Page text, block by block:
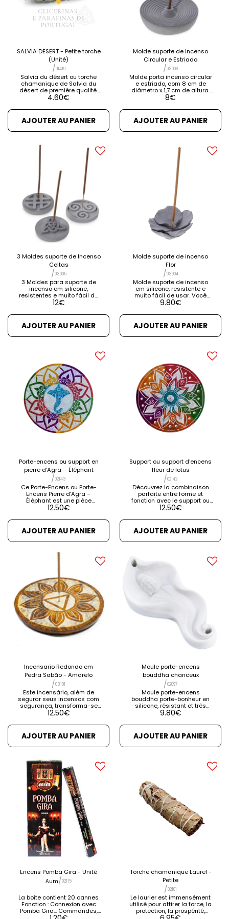
SALVIA DESERT - Petite torche
(Unité)
/01419
Salvia du désert ou torche
chamanique de Salvia du
désert de première qualité.
Fonction: élimine les
mauvais esprits, purifie,
renouvelle et protège.
Favorise la connexion avec le
ciel Nom scientifique:
10/12 cm [...] VOIR LES DÉTAILS
VOIR LES PRODUITS ASSOCIÉS
4.60€
AJOUTER AU PANIER
Molde suporte de Incenso
Circular e Estriado
/03006
Molde porta incenso circular
e estriado, com 8 cm de
diâmetro x 1,7 cm de altura.
Este molde é fabricado em
muito fácil de usar. Com este
molde, poderá criar uma
figura decorativa para
colocar as suas varetas e
o incenso. Poderá usar
materiais como cimento,
PRODUTOS RELACIONADOS
8€
AJOUTER AU PANIER
3 Moldes suporte de Incenso
Celtas
/03005
3 Moldes para suporte de
incenso em silicone,
resistentes e muito fácil de
usar. Moldes com figuras
bastões de incenso que
poderá acendê-los de forma
confortavel! Possuem um
pequeno orifício para inserir
PRODUTOS RELACIONADOS
12€
AJOUTER AU PANIER
Molde suporte de incenso
Flor
/03004
Molde suporte de incenso
em silicone, resistente e
muito fácil de usar. Você
obterá algumas figuras
bastões de incenso e poder
acendê-los
confortavelmente! Este
molde possui um pequeno
PRODUTOS RELACIONADOS
9.80€
AJOUTER AU PANIER
Porte-encens ou support en
pierre d’Agra – Éléphant
/02143
Ce Porte-Encens ou Porte-
Encens Pierre d'Agra –
Éléphant est une pièce
unique pour les amateurs
Réalisé en pierre, cet
encensoir en forme
d'éléphant apporte une
touche exotique et
environnement et à votre
bien-être.
12.50€
AJOUTER AU PANIER
Support ou support d'encens
fleur de lotus
/02142
Découvrez la combinaison
parfaite entre forme et
fonction avec le support ou
porte-encens fleur de lotus.
contenir votre encens en
toute sécurité, se transforme
en un bel objet de décoration.
Idéal pour créer un
fleur de lotus en font un choix
exquis pour harmoniser votre
intérieur. Dimension : 11/12 cm
de diamètre Fabriqué à la
main en Inde [...] VOIR
DÉTAILS VOIR PRODUITS
12.50€
AJOUTER AU PANIER
Incensario Redondo em
Pedra Sabão - Amarelo
/03101
Este incensário, além de
segurar seus incensos com
segurança, transforma-se
em um lindo item decorativo.
relaxante, suas linhas e
detalhes imitativos da flor
de lótus tornam-no uma
escolha requintada para
Tamanho: 10 cm de diâmetro
Fabricado artesanalmente
na Índia [...] VER DETALHES
VER PRODUTOS
RELACIONADOS
12.50€
AJOUTER AU PANIER
Moule porte-encens
bouddha chanceux
/02097
Moule porte-encens
bouddha porte-bonheur en
silicone, résistant et très
simple d'utilisation. Vous
sur lesquelles poser les
bâtons d'encens et pouvoir
les allumer confortablement !
Ce moule porte-encens
insérer l'encens. Il peut
fonctionner avec du ciment,
du plâtre [...] VOIR LES DÉTAILS
VOIR LES PRODUITS ASSOCIÉS
9.80€
AJOUTER AU PANIER
Encens Pomba Gira - Unité
Aum/02115
La boîte contient 20 cannes
Fonction : Connexion avec
Pomba Gira... Commandes,
Torche chamanique Laurel -
Petite
/02161
Le laurier est immensément
utilisé pour attirer la force, la
protection, la prospérité,